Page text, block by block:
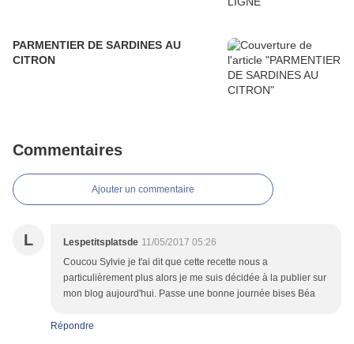
PARMENTIER DE SARDINES AU
CITRON
Commentaires
Ajouter un commentaire
L Lespetitsplatsde 11/05/2017 05:26
Coucou Sylvie je t'ai dit que cette recette nous a
particulièrement plus alors je me suis décidée à la publier sur
mon blog aujourd'hui. Passe une bonne journée bises Béa
Répondre